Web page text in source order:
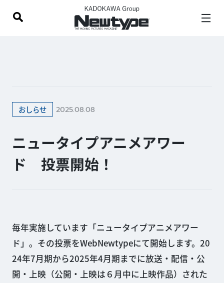
おしらせ 2025.08.08
ニュータイプアニメアワー
ド 投票開始！
毎年実施しています「ニュータイプアニメアワー
ド」。その投票をWebNewtypeにて開始します。20
24年7月期から2025年4月期までに放送・配信・公
開・上映（公開・上映は６月中に上映作品）された